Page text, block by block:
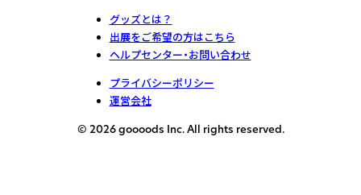
グッズとは？
出展をご希望の方はこちら
ヘルプセンター・お問い合わせ
プライバシーポリシー
運営会社
© 2026 goooods Inc. All rights reserved.